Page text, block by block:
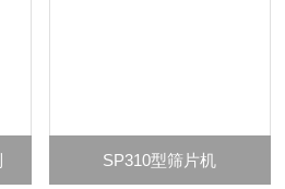
SP310型筛片机